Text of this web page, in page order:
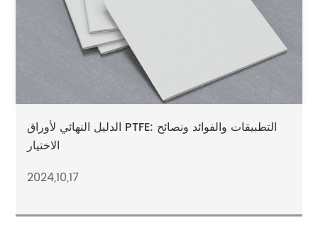
الدليل النهائي لأوراق PTFE: التطبيقات والفوائد ونصائح
الاختيار
2024,10,17